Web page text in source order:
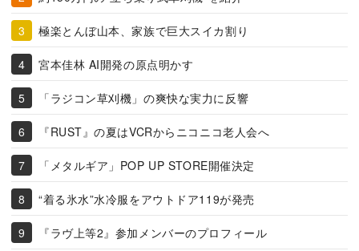
極楽とんぼ山本、家族で巨大スイカ割り
宮本佳林 AI開発の原点明かす
「ラジコン草刈機」の爽快な実力に反響
『RUST』の夏はVCRからニコニコ老人会へ
「メタルギア」POP UP STORE開催決定
“着る氷水”水冷服をアウトドア119が発売
『ラヴ上等2』参加メンバーのプロフィール